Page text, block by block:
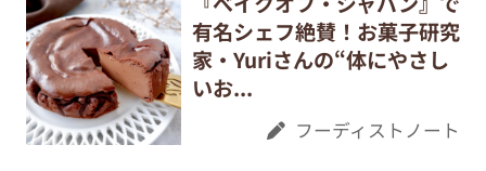
有名シェフ絶賛！お菓子研究
家・Yuriさんの“体にやさし
いお...
フーディストノート